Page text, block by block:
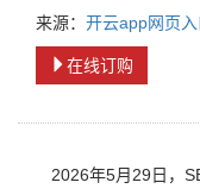
来源： 开云app网页入
在线订购
2026年5月29日，